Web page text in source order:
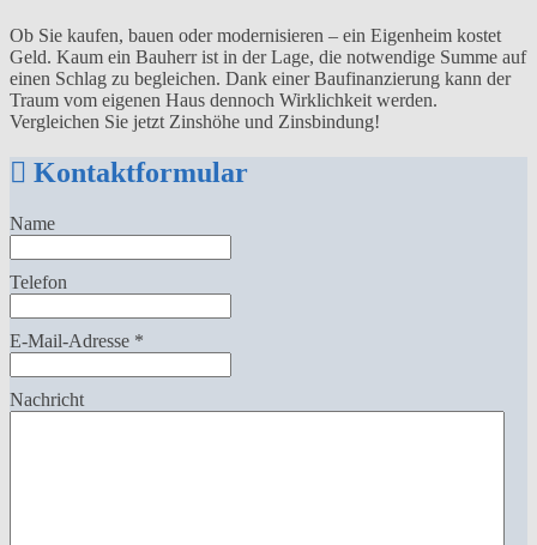
Ob Sie kaufen, bauen oder modernisieren – ein Eigenheim kostet
Geld. Kaum ein Bauherr ist in der Lage, die notwendige Summe auf
einen Schlag zu begleichen. Dank einer Baufinanzierung kann der
Traum vom eigenen Haus dennoch Wirklichkeit werden.
Vergleichen Sie jetzt Zinshöhe und Zinsbindung!
Kontaktformular
Name
Telefon
E-Mail-Adresse *
Nachricht